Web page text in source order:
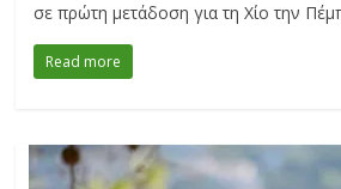
σε πρώτη μετάδοση για τη Χίο την
Read more